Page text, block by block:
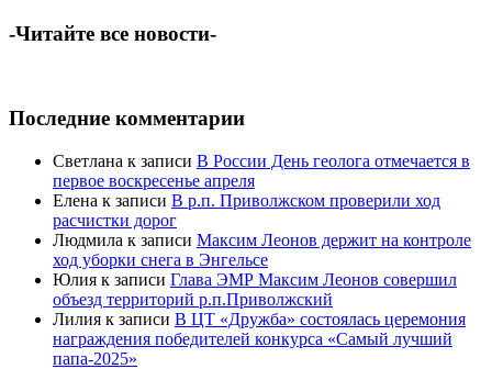
-Читайте все новости-
Последние комментарии
Светлана к записи В России День геолога отмечается в
первое воскресенье апреля
Елена к записи В р.п. Приволжском проверили ход
расчистки дорог
Людмила к записи Максим Леонов держит на контроле
ход уборки снега в Энгельсе
Юлия к записи Глава ЭМР Максим Леонов совершил
объезд территорий р.п.Приволжский
Лилия к записи В ЦТ «Дружба» состоялась церемония
награждения победителей конкурса «Самый лучший
папа-2025»